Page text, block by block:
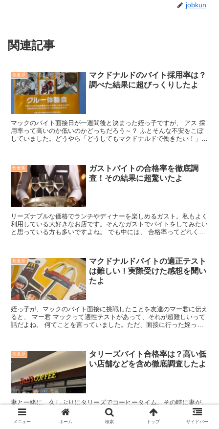
jobkun
関連記事
飲食系
マクドナルドのバイト採用率は？
調べた結果に超びっくりしたよ
マックのバイト面接日が一週間後と決まった姪っ子ですが、 アス 採
用率って高いのか低いのかどっちだろう～？ ふとそんな不安をこぼ
していました。どうやら「どうしてもマクドナルドで働きたい！」と
飲食系
ガストバイトの合格率を徹底調
査！その結果に超驚いたよ
リーズナブルな価格でランチやディナーを楽しめるガスト。私もよく
利用している大好きなお店です。そんなガストでバイトをしてみたい
と思っている方も多いですよね。 でも中には、 合格率ってどれくら
飲食系
マクドナルドバイトの適正テスト
は難しい！実際受けた感想を聞い
たよ
姪っ子が、マックのバイト面接に挑戦したことを友達のマー君に伝え
ると、 マー君 マックって適性テストがあって、それが超難しいって
話だよね。 何てことを言っていました。ただ、面接に行った姪っ子
飲食系
タリーズバイト合格率は？高い低
い店舗などを含め徹底調査したよ
妻と一緒に、久しぶりにタリーズでコーヒータイム。その時に妻が、
まい タリーズのバイトの合格率ってどうなんだろうね？ って聞いて
きました。どうやら妻の友達の子供が大学一年生で、タリーズでバイ
トをしたいと言っているようです。ただ、応募に申し込...
メニュー ホーム 検索 トップ サイドバー